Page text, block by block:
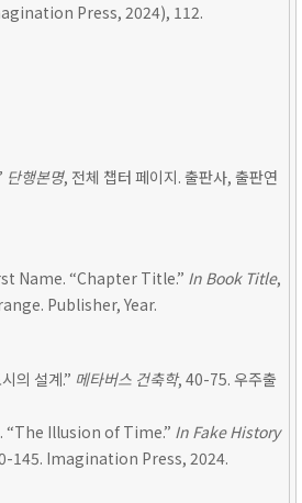
Press, 2024), 112.
단행본명, 전체 챕터 페이지. 출판사, 출판연
Name. “Chapter Title.” In Book Title,
Publisher, Year.
의 설계.” 메타버스 건축학, 40-75. 우주출
“The Illusion of Time.” In Fake History
145. Imagination Press, 2024.